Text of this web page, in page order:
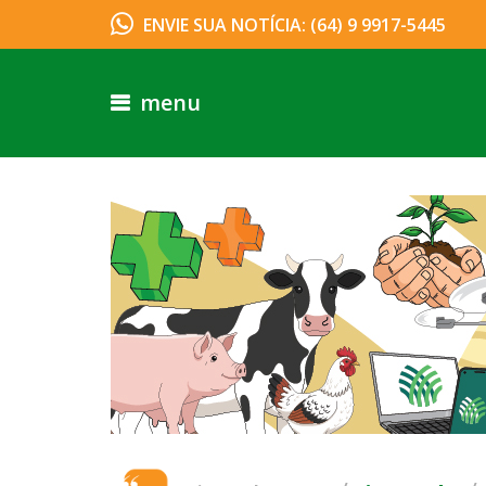
ENVIE SUA NOTÍCIA: (64) 9 9917-5445
menu